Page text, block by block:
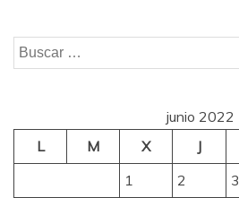
Buscar:
junio 2022
L
M X J
1
2 3